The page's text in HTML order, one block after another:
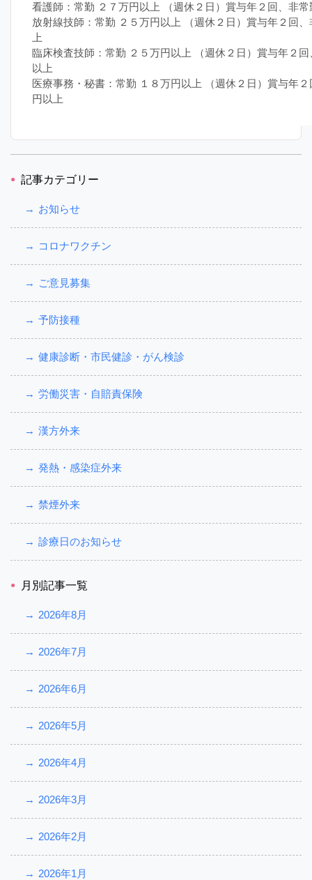
看護師：常勤 ２７万円以上 （週休２日）賞与年２回、非
放射線技師：常勤 ２５万円以上 （週休２日）賞与年２回
上
臨床検査技師：常勤 ２５万円以上 （週休２日）賞与年２
以上
医療事務・秘書：常勤 １８万円以上 （週休２日）賞与年
円以上
記事カテゴリー
お知らせ
コロナワクチン
ご意見募集
予防接種
健康診断・市民健診・がん検診
労働災害・自賠責保険
漢方外来
発熱・感染症外来
禁煙外来
診療日のお知らせ
月別記事一覧
2026年8月
2026年7月
2026年6月
2026年5月
2026年4月
2026年3月
2026年2月
2026年1月